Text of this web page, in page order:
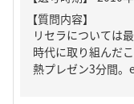
【質問内容】
リセラについては
時代に取り組んだ
熱プレゼン3分間。